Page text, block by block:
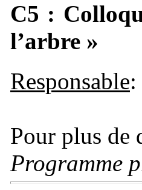
C5 :
l’arbre »
Responsable
Pour plus de
Programme